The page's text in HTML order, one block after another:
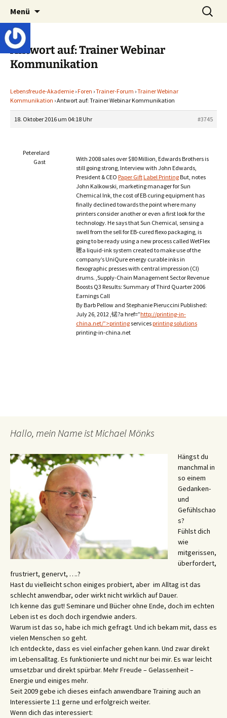
springen
Lebensfreude-Akademie
Lerne deinen stressigen Alltag mit mehr
Freude und Gelassenheit erfolgreich meistern
und genießen zu können.
Menü
Suchen
nach:
Antwort auf: Trainer Webinar
Kommunikation
Lebensfreude-Akademie ›Foren ›Trainer-Forum ›Trainer Webinar
Kommunikation ›Antwort auf: Trainer Webinar Kommunikation
18. Oktober 2016 um 04:18 Uhr #3745
Peterelard
Gast
With 2008 sales over $80 Million, Edwards Brothers is
still going strong, Interview with John Edwards,
President & CEO Paper GiftLabel Printing But, notes
John Kalkowski, marketing manager for Sun
Chemical Ink, the cost of EB curing equipment has
finally declined towards the point where many
printers consider another or even a first look for the
technology. He says that Sun Chemical, sensing a
swell from the sell for EB-cured flexo packaging, is
going to be ready using a new process called WetFlex
聺a liquid-ink system created to make use of the
company’s UniQure energy curable inks in
flexographic presses with central impression (CI)
drums. ,Supply-Chain Management Sector Revenue
Boosts Q3 Results: Summary of Third Quarter 2006
Earnings Call
By Barb Pellow and Stephanie Pieruccini Published:
July 26, 2012 ,锘?a href=”http://printing-in-
china.net/”>printingservicesprinting solutions
printing-in-china.net
Hallo, mein Name ist Michael Mönks
Hängst du
manchmal in
so einem
Gedanken-
und
Gefühlschao
s?
Fühlst dich
wie
mitgerissen,
überfordert,
frustriert, genervt, ….?
Hast du vielleicht schon einiges probiert, aber im Alltag ist das
schlecht anwendbar, oder wirkt nicht wirklich auf Dauer.
Ich kenne das gut! Seminare und Bücher ohne Ende, doch im echten
Leben ist es doch doch irgendwie anders.
Warum ist das so, habe ich mich gefragt. Und ich bekam mit, dass es
vielen Menschen so geht.
Ich entdeckte, dass es viel einfacher gehen kann. Und zwar direkt
im Lebensalltag. Es funktionierte und nicht nur bei mir. Es war leicht
umsetzbar und direkt spürbar. Mehr Freude – Gelassenheit –
Energie und einiges mehr.
Seit 2009 gebe ich dieses einfach anwendbare Training auch an
Interessierte 1:1 gerne und erfolgreich weiter.
Wenn dich das interessiert: